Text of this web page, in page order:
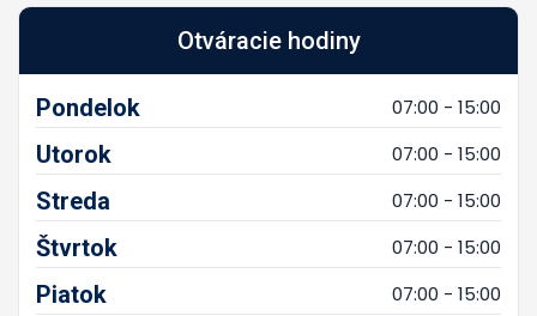
Otváracie hodiny
Pondelok 07:00 - 15:00
Utorok 07:00 - 15:00
Streda 07:00 - 15:00
Štvrtok 07:00 - 15:00
Piatok 07:00 - 15:00